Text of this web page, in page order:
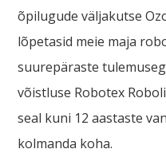
õpilugude väljakutse
lõpetasid meie maja
suurepäraste
võistluse Robotex
seal kuni 12 aastaste
kolmanda koha.